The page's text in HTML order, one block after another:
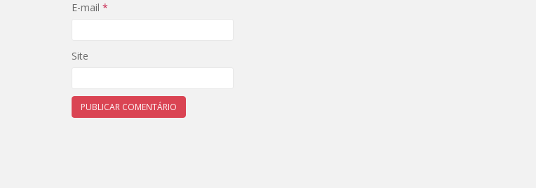
E-mail *
Site